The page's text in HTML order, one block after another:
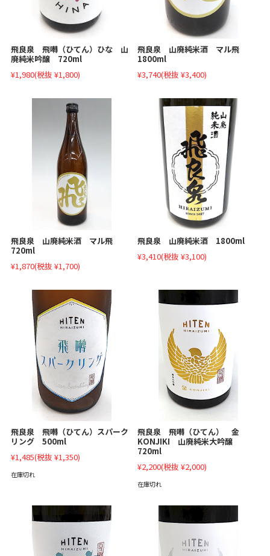
飛良泉 飛囀（ひてん）ひな 山
廃純米吟醸 720ml
¥1,980(税抜 ¥1,800)
飛良泉 山廃純米酒 マル飛
1800ml
¥3,740(税抜 ¥3,400)
飛良泉 山廃純米酒 マル飛
720ml
¥1,870(税抜 ¥1,700)
飛良泉 山廃純米酒 1800ml
¥3,410(税抜 ¥3,100)
飛良泉 飛囀（ひてん）スパーク
リング 500ml
¥1,485(税抜 ¥1,350)
在庫切れ
飛良泉 飛囀（ひてん） 金
KONJIKI 山廃純米大吟醸
720ml
¥2,200(税抜 ¥2,000)
在庫切れ